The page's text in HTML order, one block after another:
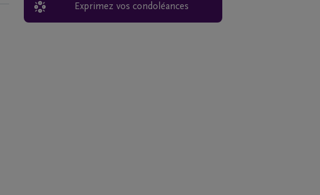
Exprimez vos condoléances